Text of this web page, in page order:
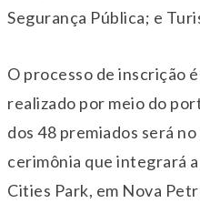
Segurança Pública; e
O processo de inscrição
realizado por meio do
dos 48 premiados será
cerimônia que integrará
Cities Park, em Nova